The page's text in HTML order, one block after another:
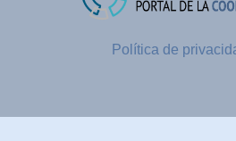
Política de